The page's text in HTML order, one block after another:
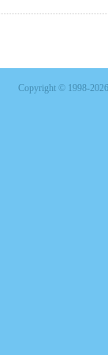
Copyright © 1998-